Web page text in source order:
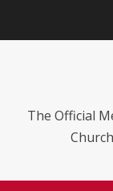
The Official